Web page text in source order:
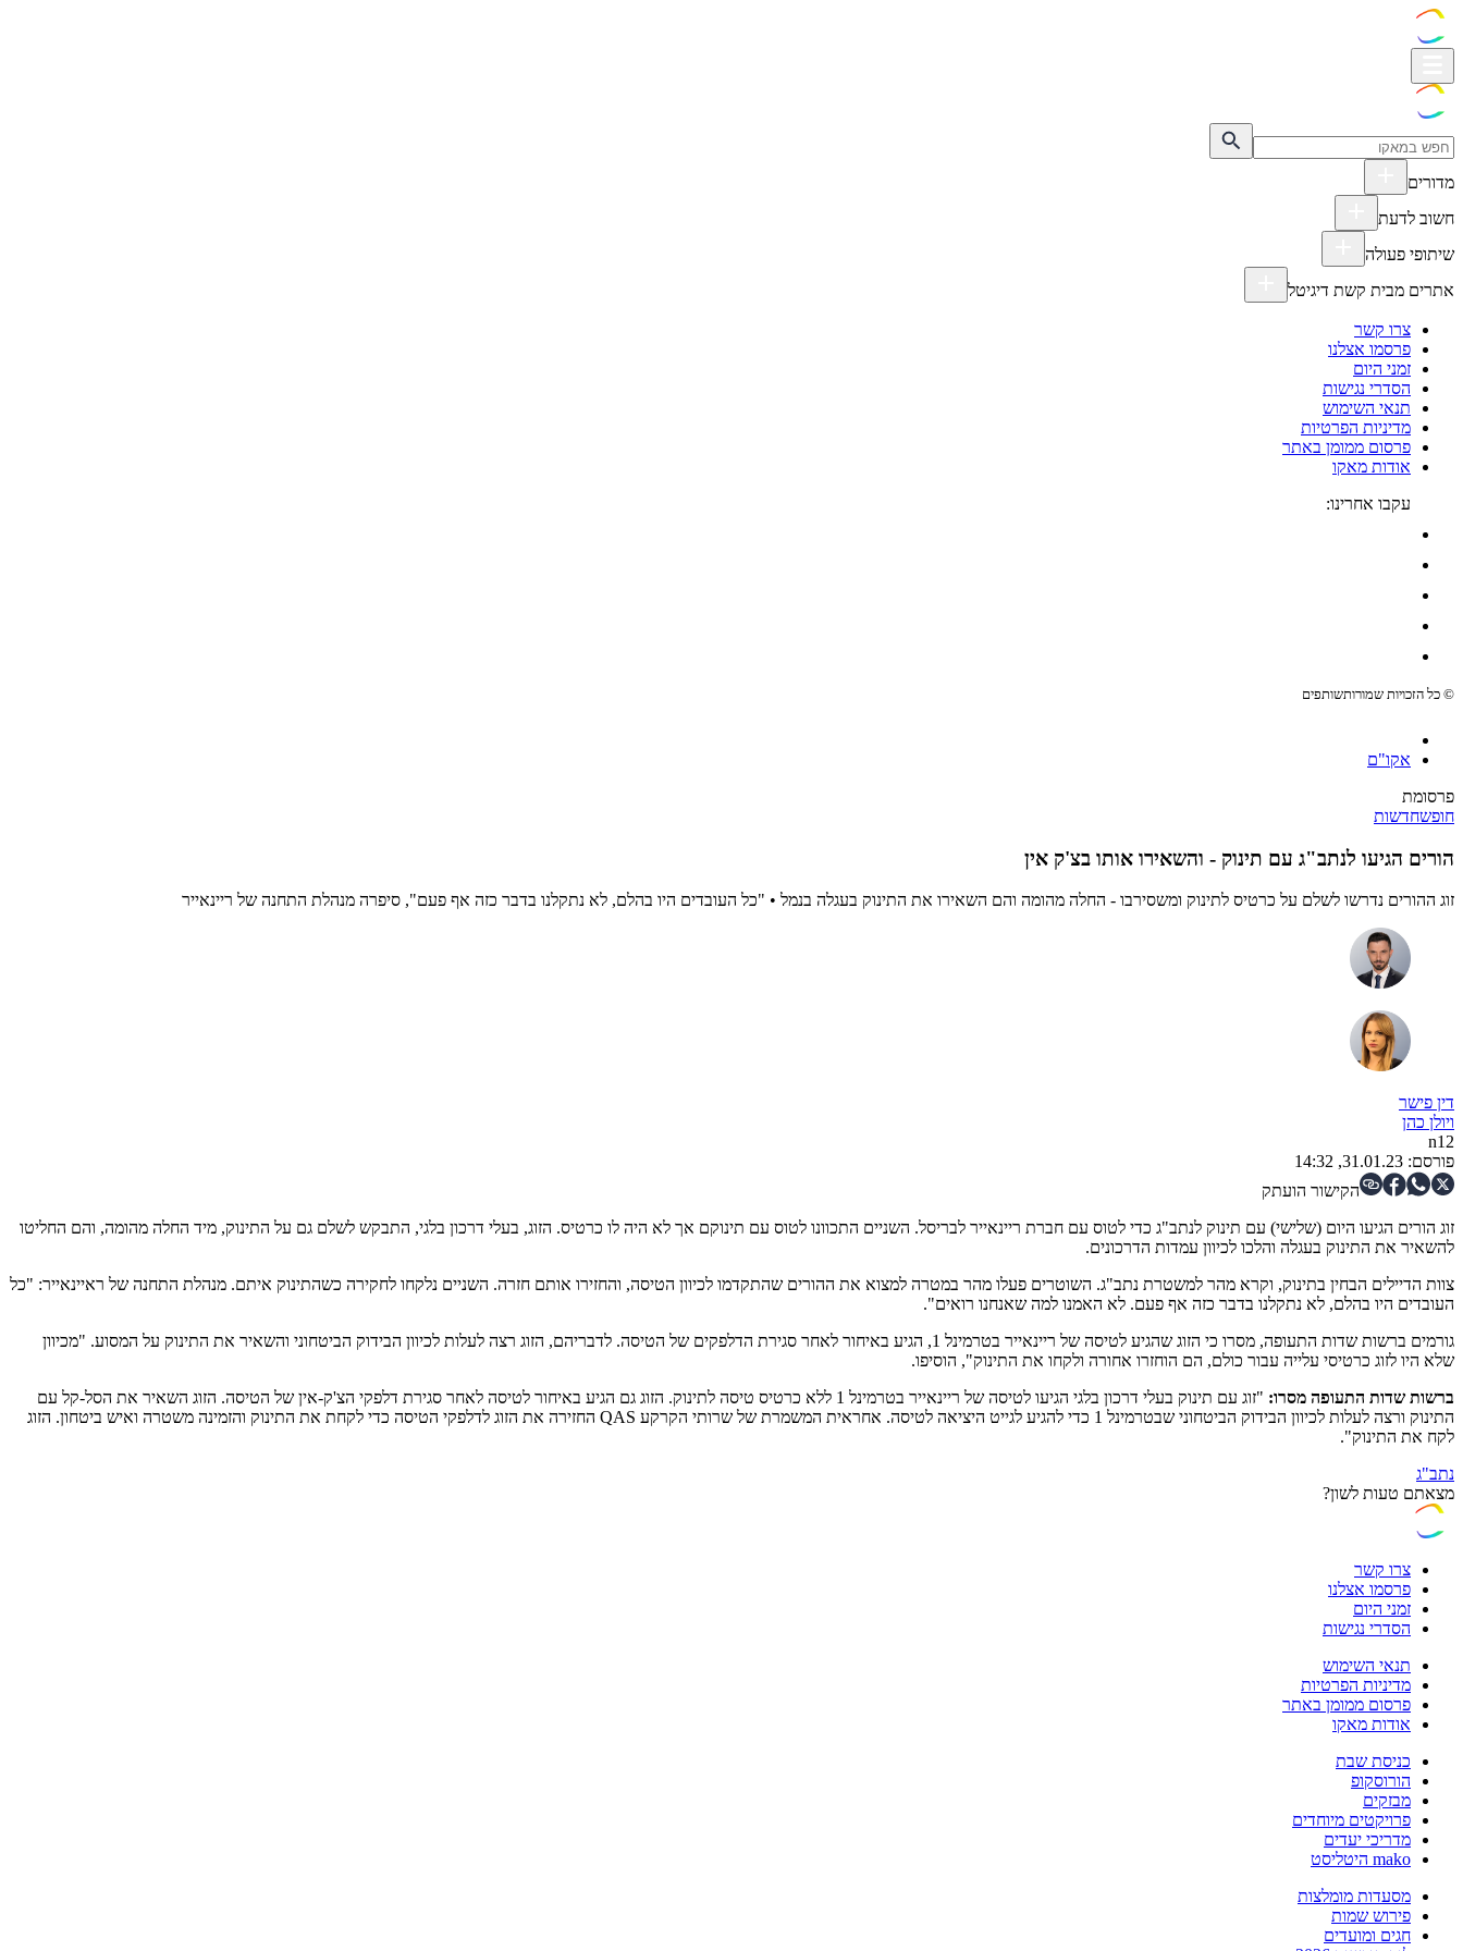
מדורים
חשוב לדעת
שיתופי פעולה
אתרים מבית קשת דיגיטל
צרו קשר
פרסמו אצלנו
זמני היום
הסדרי נגישות
תנאי השימוש
מדיניות הפרטיות
פרסום ממומן באתר
אודות מאקו
עקבו אחרינו:
© כל הזכויות שמורותשותפים
אקו"ם
פרסומת
חופשחדשות
הורים הגיעו לנתב"ג עם תינוק - והשאירו אותו בצ'ק אין
זוג ההורים נדרשו לשלם על כרטיס לתינוק ומשסירבו - החלה מהומה והם השאירו את התינוק בעגלה בנמל • "כל העובדים היו בהלם, לא נתקלנו בדבר כזה אף פעם", סיפרה מנהלת התחנה של ריינאייר
דין פישר
ויולן כהן
n12
פורסם: 31.01.23, 14:32
הקישור הועתק
זוג הורים הגיעו היום (שלישי) עם תינוק לנתב"ג כדי לטוס עם חברת ריינאייר לבריסל. השניים התכוונו לטוס עם תינוקם אך לא היה לו כרטיס. הזוג, בעלי דרכון בלגי, התבקש לשלם גם על התינוק, מיד החלה מהומה, והם החליטו
להשאיר את התינוק בעגלה והלכו לכיוון עמדות הדרכונים.
צוות הדיילים הבחין בתינוק, וקרא מהר למשטרת נתב"ג. השוטרים פעלו מהר במטרה למצוא את ההורים שהתקדמו לכיוון הטיסה, והחזירו אותם חזרה. השניים נלקחו לחקירה כשהתינוק איתם. מנהלת התחנה של ראיינאייר: "כל
העובדים היו בהלם, לא נתקלנו בדבר כזה אף פעם. לא האמנו למה שאנחנו רואים".
גורמים ברשות שדות התעופה, מסרו כי הזוג שהגיע לטיסה של ריינאייר בטרמינל 1, הגיע באיחור לאחר סגירת הדלפקים של הטיסה. לדבריהם, הזוג רצה לעלות לכיוון הבידוק הביטחוני והשאיר את התינוק על המסוע. "מכיוון
שלא היו לזוג כרטיסי עלייה עבור כולם, הם הוחזרו אחורה ולקחו את התינוק", הוסיפו.
ברשות שדות התעופה מסרו:
"זוג עם תינוק בעלי דרכון בלגי הגיעו לטיסה של ריינאייר בטרמינל 1 ללא כרטיס טיסה לתינוק. הזוג גם הגיע באיחור לטיסה לאחר סגירת דלפקי הצ'ק-אין של הטיסה. הזוג השאיר את הסל-קל עם
התינוק ורצה לעלות לכיוון הבידוק הביטחוני שבטרמינל 1 כדי להגיע לגייט היציאה לטיסה. אחראית המשמרת של שרותי הקרקע QAS החזירה את הזוג לדלפקי הטיסה כדי לקחת את התינוק והזמינה משטרה ואיש ביטחון. הזוג
לקח את התינוק".
נתב"ג
מצאתם טעות לשון?
צרו קשר
פרסמו אצלנו
זמני היום
הסדרי נגישות
תנאי השימוש
מדיניות הפרטיות
פרסום ממומן באתר
אודות מאקו
כניסת שבת
הורוסקופ
מבזקים
פרויקטים מיוחדים
מדריכי יעדים
mako היטליסט
מסעדות מומלצות
פירוש שמות
חגים ומועדים